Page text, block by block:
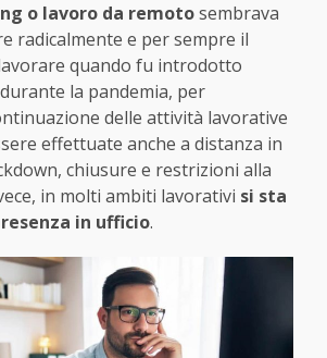
o lavoro da remotosembrava
radicalmente e per sempre il
quando fu introdotto
la pandemia, per
delle attività lavorative
effettuate anche a distanza in
chiusure e restrizioni alla
in molti ambiti lavorativi si sta
in ufficio.